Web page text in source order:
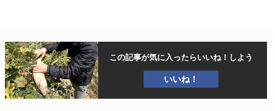
この記事が気に入ったらいいね！しよう
いいね！